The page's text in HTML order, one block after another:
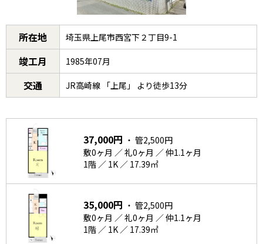
所在地 埼玉県上尾市西宮下２丁目9-1
竣工月 1985年07月
交通 JR高崎線 「上尾」 より徒歩13分
37,000円 ・ 管2,500円
敷0ヶ月 ／ 礼0ヶ月 ／ 仲1.1ヶ月
1階 ／ 1K ／ 17.39㎡
35,000円 ・ 管2,500円
敷0ヶ月 ／ 礼0ヶ月 ／ 仲1.1ヶ月
1階 ／ 1K ／ 17.39㎡